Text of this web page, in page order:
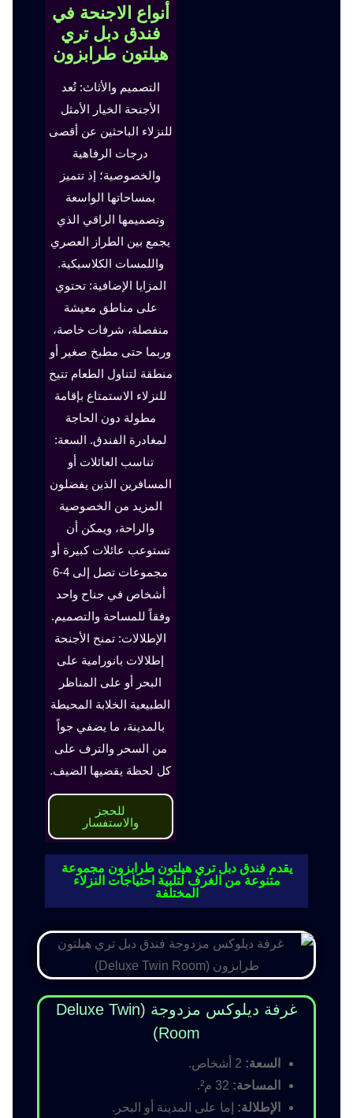
أنواع الاجنحة في
فندق دبل تري
هيلتون طرابزون
التصميم والأثاث: تُعد
الأجنحة الخيار الأمثل
للنزلاء الباحثين عن أقصى
درجات الرفاهية
والخصوصية؛ إذ تتميز
بمساحاتها الواسعة
وتصميمها الراقي الذي
يجمع بين الطراز العصري
واللمسات الكلاسيكية.
المزايا الإضافية: تحتوي
على مناطق معيشة
منفصلة، شرفات خاصة،
وربما حتى مطبخ صغير أو
منطقة لتناول الطعام تتيح
للنزلاء الاستمتاع بإقامة
مطولة دون الحاجة
لمغادرة الفندق. السعة:
تناسب العائلات أو
المسافرين الذين يفضلون
المزيد من الخصوصية
والراحة، ويمكن أن
تستوعب عائلات كبيرة أو
مجموعات تصل إلى 4-6
أشخاص في جناح واحد
وفقاً للمساحة والتصميم.
الإطلالات: تمنح الأجنحة
إطلالات بانورامية على
البحر أو على المناظر
الطبيعية الخلابة المحيطة
بالمدينة، ما يضفي جواً
من السحر والترف على
كل لحظة يقضيها الضيف.
للحجز
والاستفسار
يقدم فندق دبل تري هيلتون طرابزون مجموعة
متنوعة من الغرف لتلبية احتياجات النزلاء
المختلفة
غرفة ديلوكس مزدوجة (Deluxe Twin
Room)
السعة:
المساحة:
الإطلالة: إما على المدينة أو البحر.